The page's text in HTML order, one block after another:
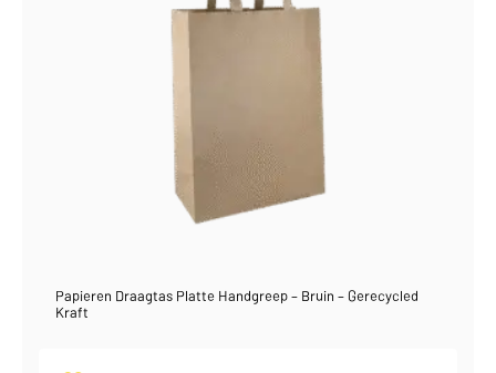
Papieren Draagtas Platte Handgreep – Bruin – Gerecycled
Kraft